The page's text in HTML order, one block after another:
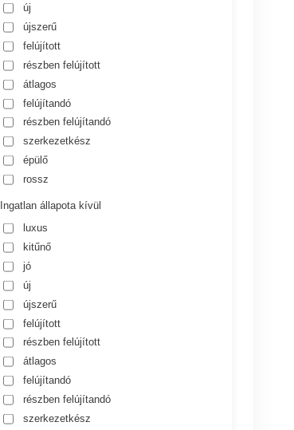
új
újszerű
felújított
részben felújított
átlagos
felújítandó
részben felújítandó
szerkezetkész
épülő
rossz
Ingatlan állapota kívül
luxus
kitűnő
jó
új
újszerű
felújított
részben felújított
átlagos
felújítandó
részben felújítandó
szerkezetkész